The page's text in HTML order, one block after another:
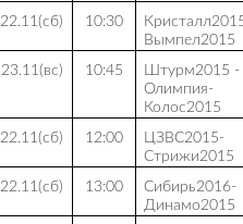
22.11(сб) 10:30
Вымпел2015
23.11(вс) 10:45
Штурм2015 -
Олимпия-
Колос2015
22.11(сб) 12:00
ЦЗВС2015-
Стрижи2015
22.11(сб) 13:00
Сибирь2016-
Динамо2015